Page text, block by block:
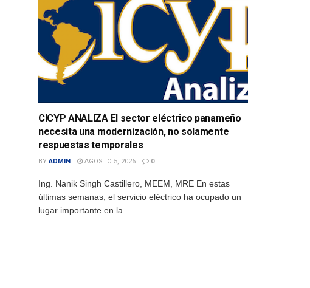
CICYP ANALIZA El sector eléctrico panameño
necesita una modernización, no solamente
respuestas temporales
BY ADMIN AGOSTO 5, 2026 0
Ing. Nanik Singh Castillero, MEEM, MRE En estas
últimas semanas, el servicio eléctrico ha ocupado un
lugar importante en la...